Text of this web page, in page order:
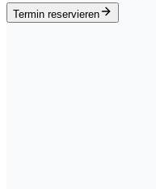
Termin reservieren